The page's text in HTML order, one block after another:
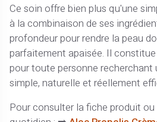
Ce soin offre bien plus qu'une
à la combinaison de ses
profondeur pour rendre la peau
parfaitement apaisée. Il
pour toute personne recherchant
simple, naturelle et réellement
Pour consulter la fiche produit ou